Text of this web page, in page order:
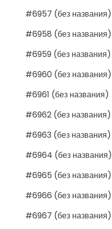
#6957 (без названия)
#6958 (без названия)
#6959 (без названия)
#6960 (без названия)
#6961 (без названия)
#6962 (без названия)
#6963 (без названия)
#6964 (без названия)
#6965 (без названия)
#6966 (без названия)
#6967 (без названия)